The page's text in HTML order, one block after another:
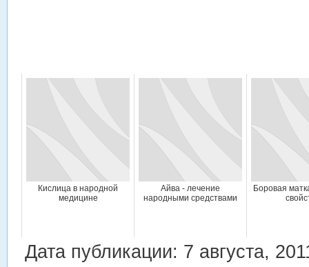
Кислица в народной
медицине
Айва - лечение
народными средствами
Боровая
Дата публикации: 7 августа,